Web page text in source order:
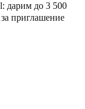
дарим до 3 500
приглашение